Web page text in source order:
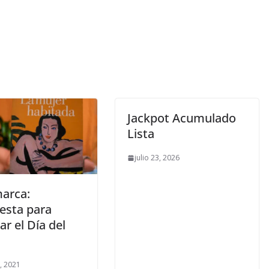
para
el Día del
2021
Jackpot Acumulado
Lista
julio 23, 2026